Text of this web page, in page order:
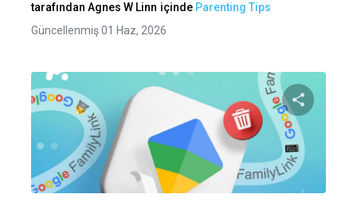
tarafından Agnes W Linn içinde Parenting Tips
Güncellenmiş 01 Haz, 2026
Bu